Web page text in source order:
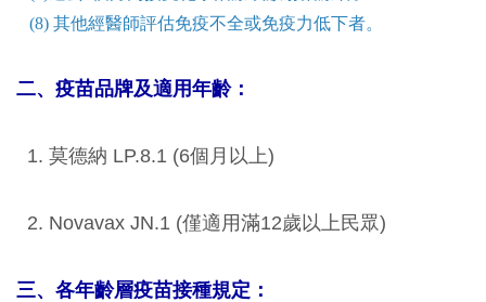
(8) 其他經醫師評估免疫不全或免疫力低下者。
二、疫苗品牌及適用年齡：
1. 莫德納 LP.8.1 (6個月以上)
2. Novavax JN.1 (僅適用滿12歲以上民眾)
三、各年齡層疫苗接種規定：